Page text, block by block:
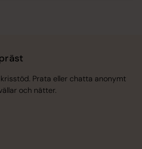
Prata eller chatta anonymt
och nätter.